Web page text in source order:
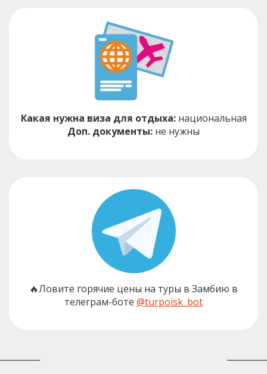
Какая нужна виза для отдыха:национальная
Доп. документы: не нужны
🔥Ловите горячие цены на туры в Замбию в
телеграм-боте @turpoisk_bot